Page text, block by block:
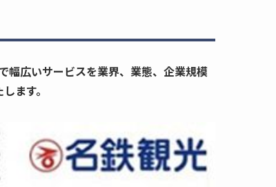
幅広いサービスを業界、業態、企業規模
ます。